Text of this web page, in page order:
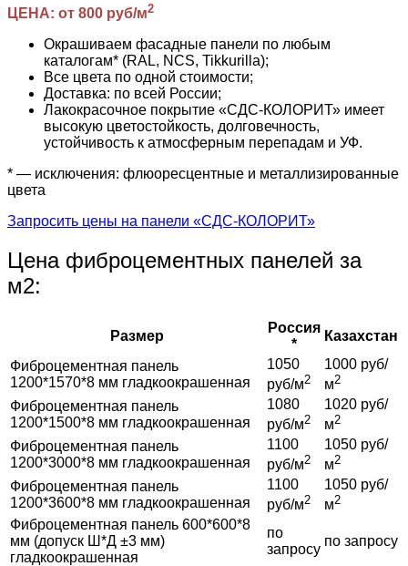
ЦЕНА: от 800 руб/м2
Окрашиваем фасадные панели по любым
каталогам* (RAL, NCS, Tikkurilla);
Все цвета по одной стоимости;
Доставка: по всей России;
Лакокрасочное покрытие «СДС-КОЛОРИТ» имеет
высокую цветостойкость, долговечность,
устойчивость к атмосферным перепадам и УФ.
* — исключения: флюоресцентные и металлизированные
цвета
Запросить цены на панели «СДС-КОЛОРИТ»
Цена фиброцементных панелей за
м2:
Размер
Россия
*
Казахстан
Фиброцементная панель
1200*1570*8 мм гладкоокрашенная
1050
руб/м2
1000 руб/
м2
Фиброцементная панель
1200*1500*8 мм гладкоокрашенная
1080
руб/м2
1020 руб/
м2
Фиброцементная панель
1200*3000*8 мм гладкоокрашенная
1100
руб/м2
1050 руб/
м2
Фиброцементная панель
1200*3600*8 мм гладкоокрашенная
1100
руб/м2
1050 руб/
м2
Фиброцементная панель 600*600*8
мм (допуск Ш*Д ±3 мм)
гладкоокрашенная
по
запросу
по запросу